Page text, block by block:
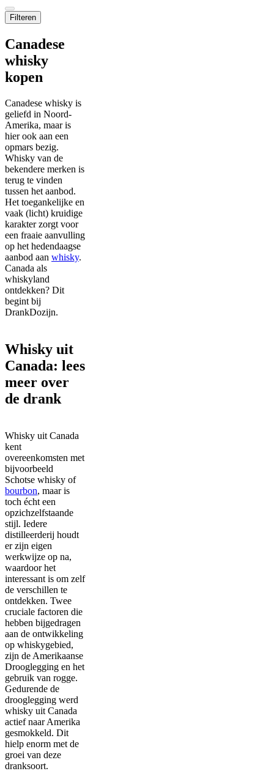
Filteren
Canadese
whisky
kopen
Canadese whisky is
geliefd in Noord-
Amerika, maar is
hier ook aan een
opmars bezig.
Whisky van de
bekendere merken is
terug te vinden
tussen het aanbod.
Het toegankelijke en
vaak (licht) kruidige
karakter zorgt voor
een fraaie aanvulling
op het hedendaagse
aanbod aan whisky.
Canada als
whiskyland
ontdekken? Dit
begint bij
DrankDozijn.
Whisky uit
Canada: lees
meer over
de drank
Whisky uit Canada
kent
overeenkomsten met
bijvoorbeeld
Schotse whisky of
bourbon, maar is
toch écht een
opzichzelfstaande
stijl. Iedere
distilleerderij houdt
er zijn eigen
werkwijze op na,
waardoor het
interessant is om zelf
de verschillen te
ontdekken. Twee
cruciale factoren die
hebben bijgedragen
aan de ontwikkeling
op whiskygebied,
zijn de Amerikaanse
Drooglegging en het
gebruik van rogge.
Gedurende de
drooglegging werd
whisky uit Canada
actief naar Amerika
gesmokkeld. Dit
hielp enorm met de
groei van deze
dranksoort.